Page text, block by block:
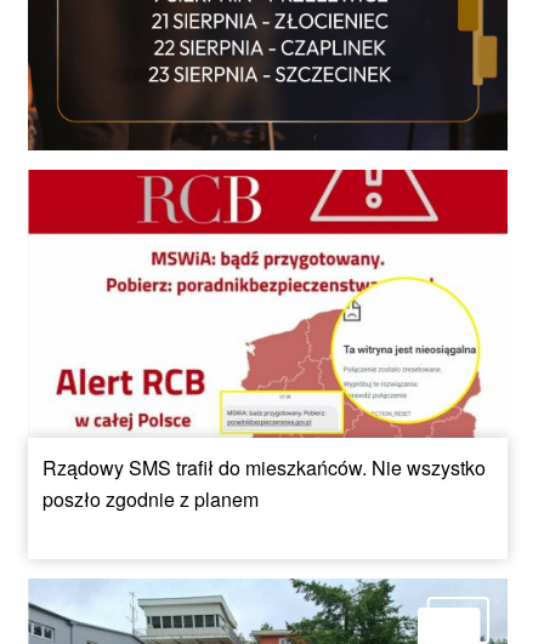
Rządowy SMS trafił do mieszkańców. Nie wszystko
poszło zgodnie z planem